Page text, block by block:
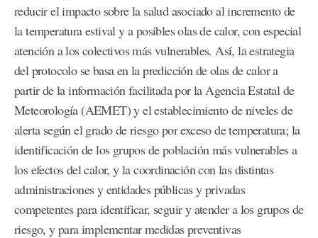
reducir el impacto sobre la salud asociado al incremento de
la temperatura estival y a posibles olas de calor, con especial
atención a los colectivos más vulnerables. Así, la estrategia
del protocolo se basa en la predicción de olas de calor a
partir de la información facilitada por la Agencia Estatal de
Meteorología (AEMET) y el establecimiento de niveles de
alerta según el grado de riesgo por exceso de temperatura; la
identificación de los grupos de población más vulnerables a
los efectos del calor, y la coordinación con las distintas
administraciones y entidades públicas y privadas
competentes para identificar, seguir y atender a los grupos de
riesgo, y para implementar medidas preventivas